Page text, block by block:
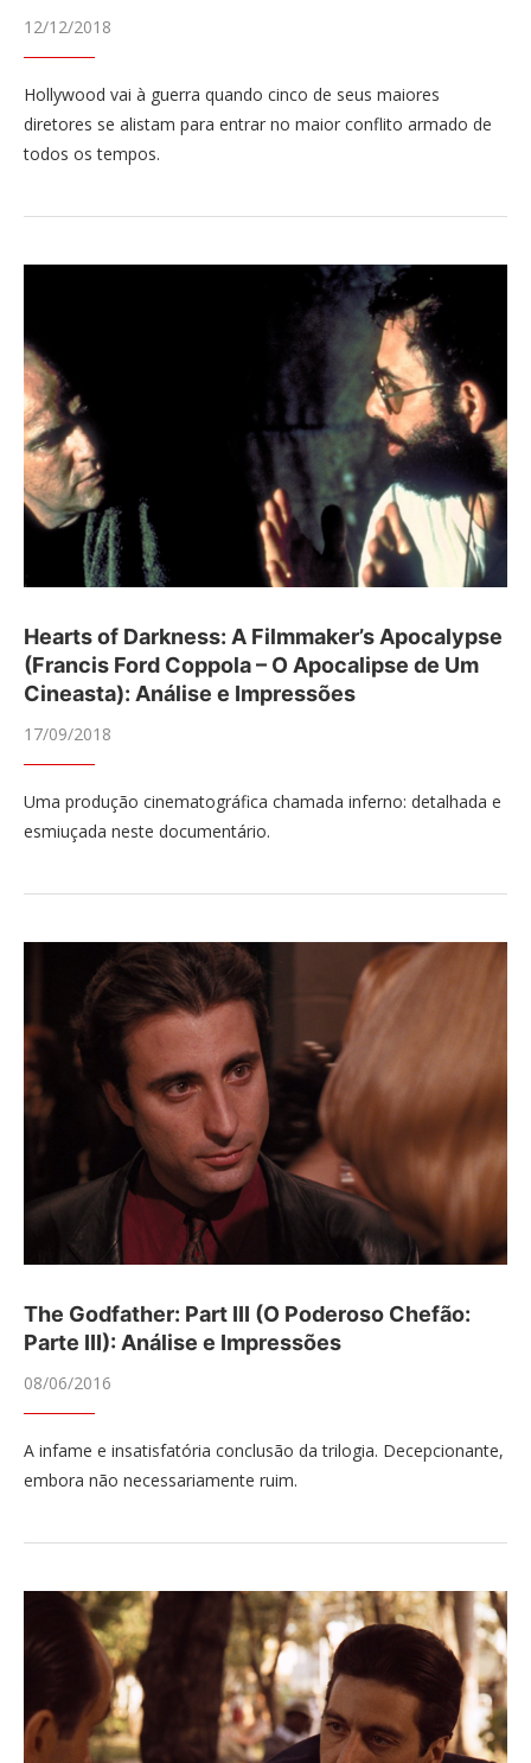
12/12/2018
Hollywood vai à guerra quando cinco de seus maiores
diretores se alistam para entrar no maior conflito armado de
todos os tempos.
Hearts of Darkness: A Filmmaker’s Apocalypse
(Francis Ford Coppola – O Apocalipse de Um
Cineasta): Análise e Impressões
17/09/2018
Uma produção cinematográfica chamada inferno: detalhada e
esmiuçada neste documentário.
The Godfather: Part III (O Poderoso Chefão:
Parte III): Análise e Impressões
08/06/2016
A infame e insatisfatória conclusão da trilogia. Decepcionante,
embora não necessariamente ruim.